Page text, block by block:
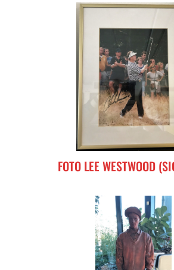
FOTO LEE WESTWOOD